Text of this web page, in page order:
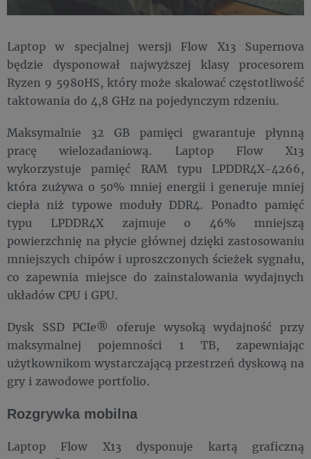
Laptop w specjalnej wersji Flow X13 Supernova
będzie dysponował najwyższej klasy procesorem
Ryzen 9 5980HS, który może skalować częstotliwość
taktowania do 4,8 GHz na pojedynczym rdzeniu.
Maksymalnie 32 GB pamięci gwarantuje płynną
pracę wielozadaniową. Laptop Flow X13
wykorzystuje pamięć RAM typu LPDDR4X-4266,
która zużywa o 50% mniej energii i generuje mniej
ciepła niż typowe moduły DDR4. Ponadto pamięć
typu LPDDR4X zajmuje o 46% mniejszą
powierzchnię na płycie głównej dzięki zastosowaniu
mniejszych chipów i uproszczonych ścieżek sygnału,
co zapewnia miejsce do zainstalowania wydajnych
układów CPU i GPU.
Dysk SSD PCIe® oferuje wysoką wydajność przy
maksymalnej pojemności 1 TB, zapewniając
użytkownikom wystarczającą przestrzeń dyskową na
gry i zawodowe portfolio.
Rozgrywka mobilna
Laptop Flow X13 dysponuje kartą graficzną